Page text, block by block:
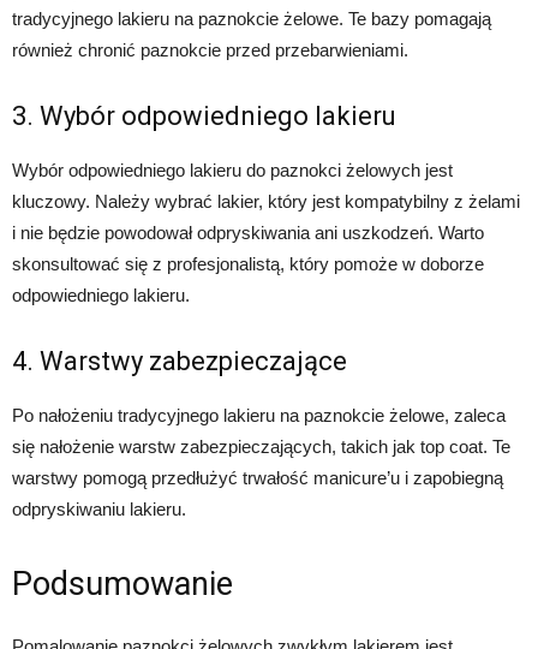
tradycyjnego lakieru na paznokcie żelowe. Te bazy pomagają
również chronić paznokcie przed przebarwieniami.
3. Wybór odpowiedniego lakieru
Wybór odpowiedniego lakieru do paznokci żelowych jest
kluczowy. Należy wybrać lakier, który jest kompatybilny z żelami
i nie będzie powodował odpryskiwania ani uszkodzeń. Warto
skonsultować się z profesjonalistą, który pomoże w doborze
odpowiedniego lakieru.
4. Warstwy zabezpieczające
Po nałożeniu tradycyjnego lakieru na paznokcie żelowe, zaleca
się nałożenie warstw zabezpieczających, takich jak top coat. Te
warstwy pomogą przedłużyć trwałość manicure’u i zapobiegną
odpryskiwaniu lakieru.
Podsumowanie